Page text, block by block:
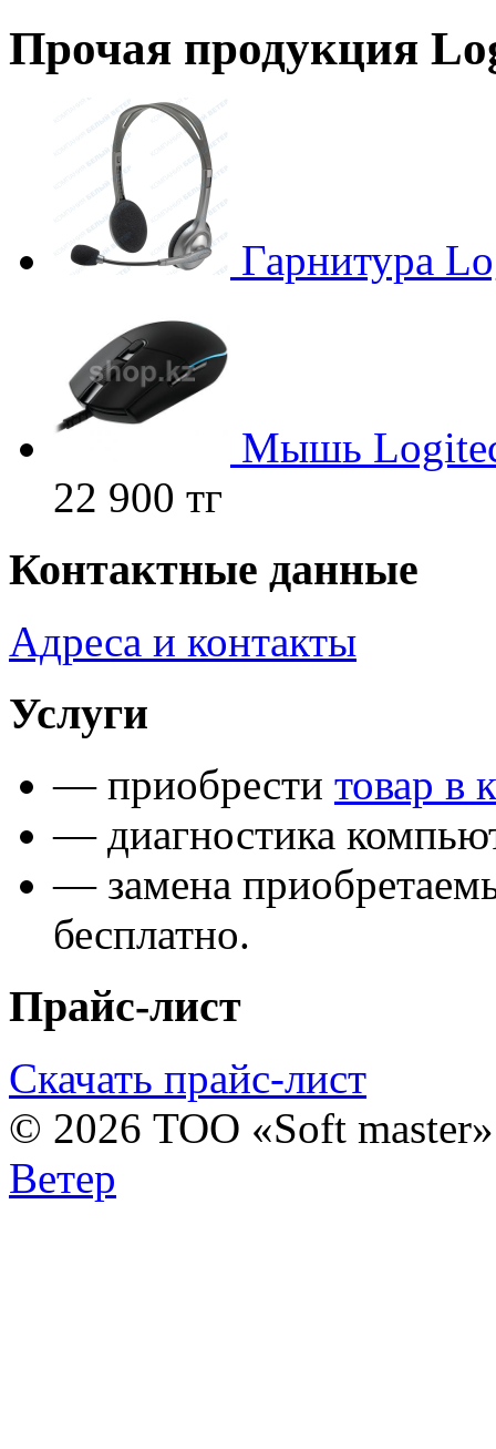
Прочая продукция
Гарнитура
Мышь
22 900 тг
Контактные данные
Адреса и контакты
Услуги
— приобрести товар в
— диагностика
— замена
бесплатно.
Прайс-лист
Скачать прайс-лист
© 2026 ТОО «Soft
Ветер